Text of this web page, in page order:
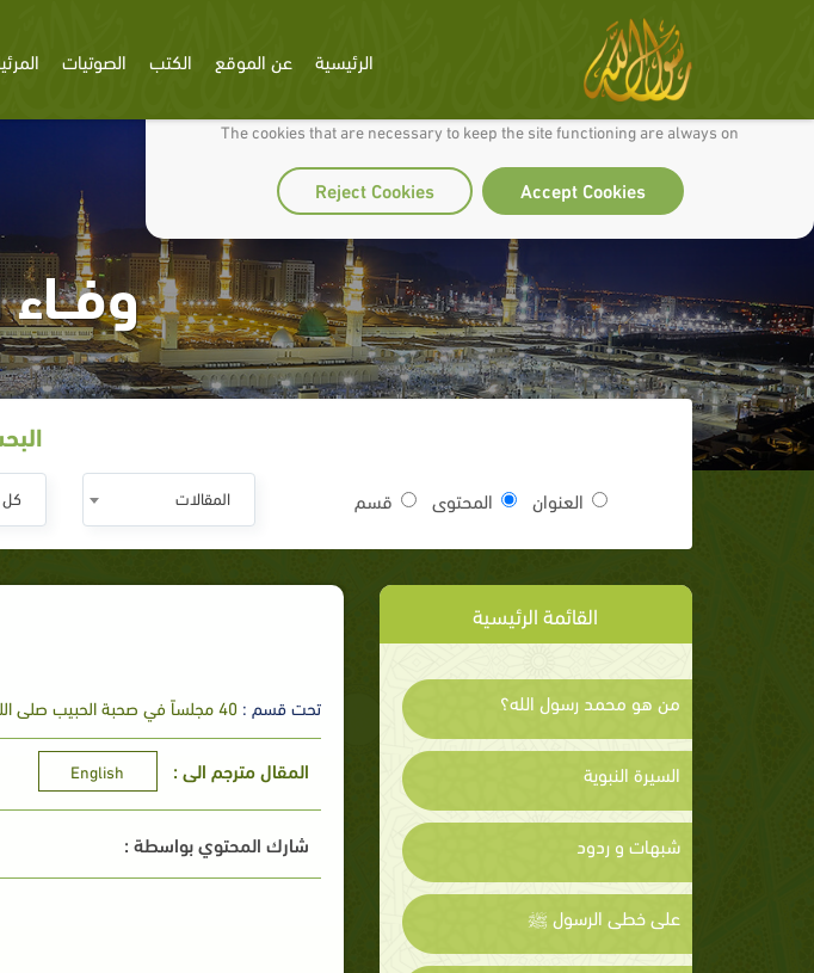
We use cookies to make our site work well for you and so we can continually improve it.
The cookies that are necessary to keep the site functioning are always on
Accept Cookies
Reject Cookies
الرئيسية عن الموقع الكتب الصوتيات
العنوان المحتوى قسم المقالات كل
القائمة الرئيسية
من هو محمد رسول الله؟
السيرة النبوية
شبهات و ردود
على خطى الرسول ﷺ
تحت قسم : 40 مجلساً في صحبة الحبيب صلى الله عليه و سلم - د.عادل بن علي الشدي
المقال مترجم الى : English
شارك المحتوي بواسطة :